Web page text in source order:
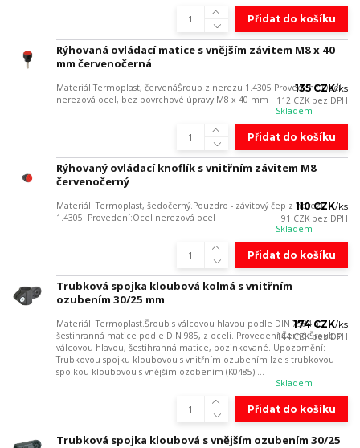
Přidat do košíku
Rýhovaná ovládací matice s vnějším závitem M8 x 40
mm červenočerná
Materiál:Termoplast, červenáŠroub z nerezu 1.4305 Provedení: Ocel
nerezová ocel, bez povrchové úpravy M8 x 40 mm
135 CZK/ks
112 CZK bez DPH
Skladem
Přidat do košíku
Rýhovaný ovládací knoflík s vnitřním závitem M8
červenočerný
Materiál: Termoplast, šedočerný.Pouzdro - závitový čep z nerezu
1.4305. Provedení:Ocel nerezová ocel
110 CZK/ks
91 CZK bez DPH
Skladem
Přidat do košíku
Trubková spojka kloubová kolmá s vnitřním
ozubením 30/25 mm
Materiál: Termoplast.Šroub s válcovou hlavou podle DIN 7984 a
šestihranná matice podle DIN 985, z oceli. Provedení:Černé.Šroub s
válcovou hlavou, šestihranná matice, pozinkované. Upozornění:
Trubkovou spojku kloubovou s vnitřním ozubením lze s trubkovou
spojkou kloubovou s vnějším ozobením (K0485) ...
174 CZK/ks
144 CZKbez DPH
Skladem
Přidat do košíku
Trubková spojka kloubová s vnějším ozubením 30/25